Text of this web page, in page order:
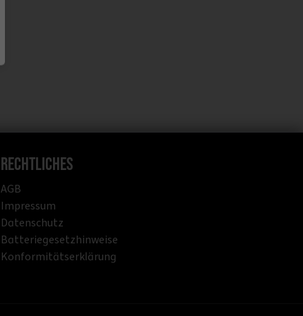
Rechtliches
AGB
Impressum
Datenschutz
Batteriegesetzhinweise
Konformitätserklärung